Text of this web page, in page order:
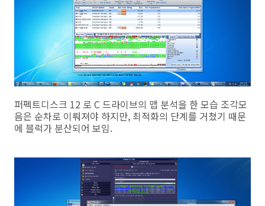
퍼펙트디스크 12 로 C 드라이브의 맵 분석을 한 모습 조각모
음은 순차로 이뤄져야 하지만, 최적화의 단계를 거쳤기 때문
에 블럭가 분산되어 보임.